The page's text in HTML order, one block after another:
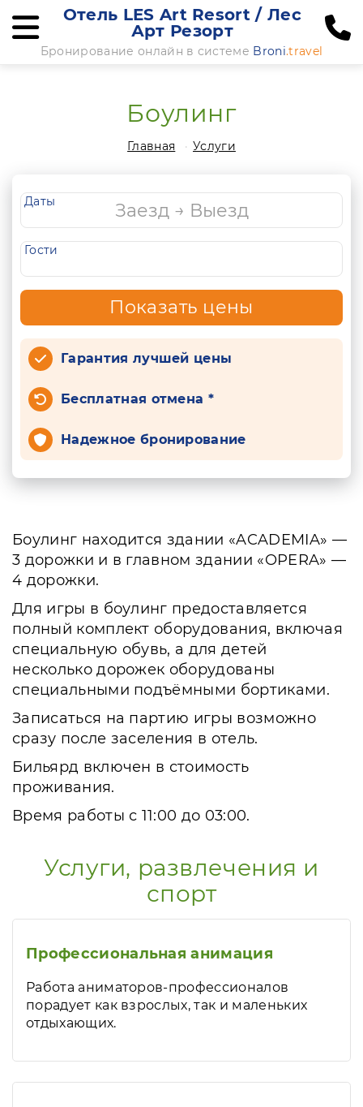
Отель LES Art Resort / Лес
Арт Резорт
Бронирование онлайн в системе Broni.travel
Боулинг
Главная Услуги
Даты
Гости
Показать цены
Гарантия лучшей цены
Бесплатная отмена *
Надежное бронирование
Боулинг находится здании «ACADEMIA» —
3 дорожки и в главном здании «OPERA» —
4 дорожки.
Для игры в боулинг предоставляется
полный комплект оборудования, включая
специальную обувь, а для детей
несколько дорожек оборудованы
специальными подъёмными бортиками.
Записаться на партию игры возможно
сразу после заселения в отель.
Бильярд включен в стоимость
проживания.
Время работы с 11:00 до 03:00.
Услуги, развлечения и
спорт
Профессиональная анимация
Работа аниматоров-профессионалов
порадует как взрослых, так и маленьких
отдыхающих.